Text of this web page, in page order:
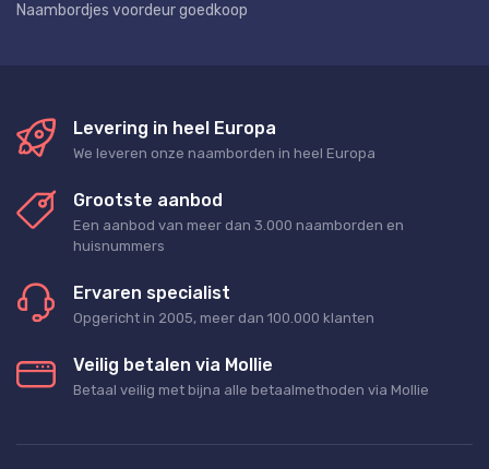
Naambordjes voordeur goedkoop
Levering in heel Europa
We leveren onze naamborden in heel Europa
Grootste aanbod
Een aanbod van meer dan 3.000 naamborden en
huisnummers
Ervaren specialist
Opgericht in 2005, meer dan 100.000 klanten
Veilig betalen via Mollie
Betaal veilig met bijna alle betaalmethoden via Mollie